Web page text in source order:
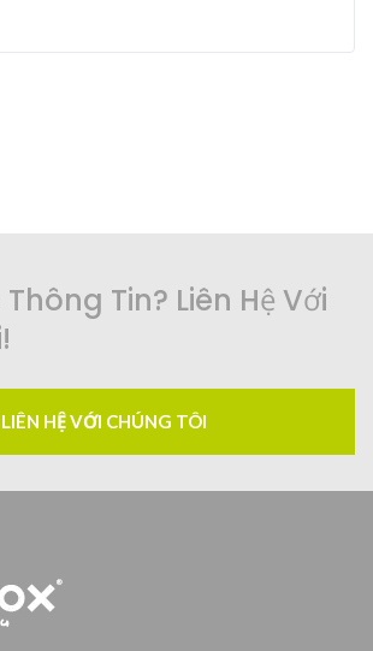
Tin? Liên Hệ Với
LIÊN HỆ VỚI CHÚNG TÔI